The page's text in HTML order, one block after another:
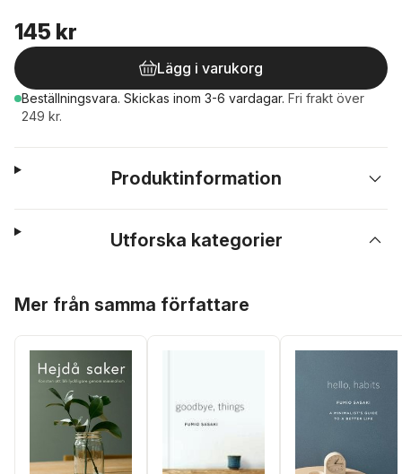
145 kr
Lägg i varukorg
Beställningsvara. Skickas inom 3-6 vardagar. Fri frakt över
249 kr.
Produktinformation
Utforska kategorier
Mer från samma författare